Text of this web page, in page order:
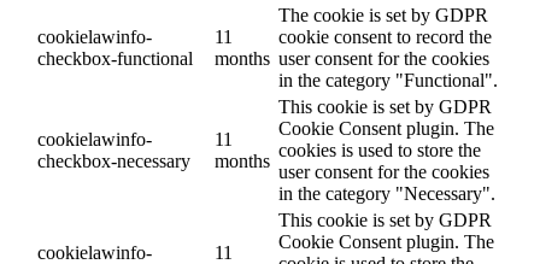
cookielawinfo-
checkbox-functional
11
months
The cookie is set by GDPR
cookie consent to record the
user consent for the cookies
in the category "Functional".
cookielawinfo-
checkbox-necessary
11
months
This cookie is set by GDPR
Cookie Consent plugin. The
cookies is used to store the
user consent for the cookies
in the category "Necessary".
cookielawinfo-
11
This cookie is set by GDPR
Cookie Consent plugin. The